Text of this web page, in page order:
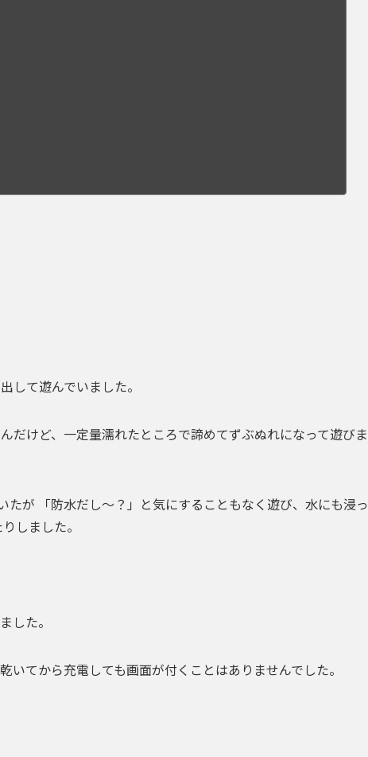
して遊んでいました。
だけど、 一定量濡れたところで諦めてずぶぬれになって遊びま
たが 「防水だし～？」 と気にすることもなく遊び、 水にも浸っ
りしました。
した。
いてから充電しても画面が付くことはありませんでした。